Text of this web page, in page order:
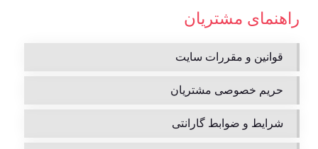
راهنمای مشتریان
قوانین و مقررات سایت
حریم خصوصی مشتریان
شرایط و ضوابط گارانتی